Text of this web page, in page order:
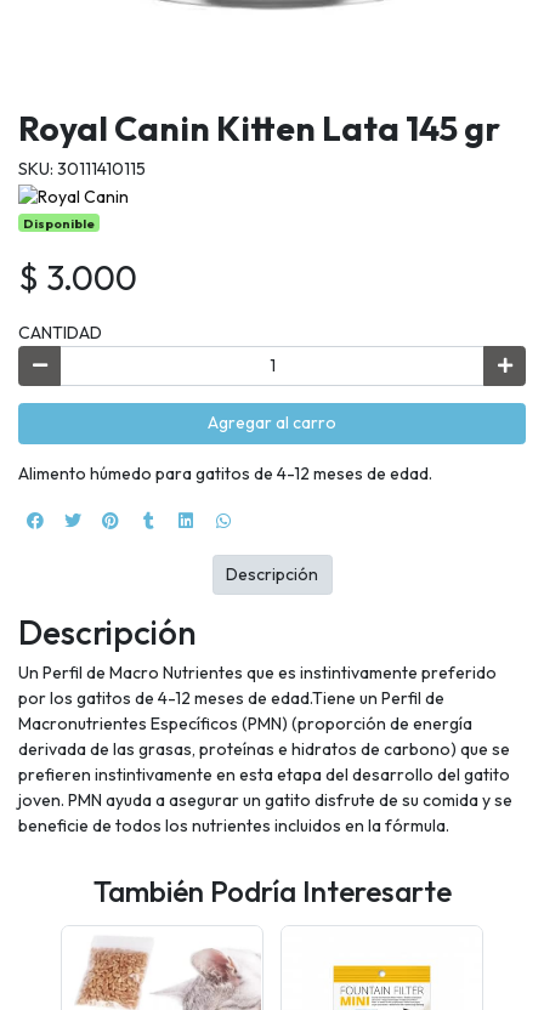
Royal Canin Kitten Lata 145 gr
SKU: 30111410115
Disponible
$ 3.000
CANTIDAD
Agregar al carro
Alimento húmedo para gatitos de 4-12 meses de edad.
Descripción
Un Perfil de Macro Nutrientes que es instintivamente preferido
por los gatitos de 4-12 meses de edad.Tiene un Perfil de
Macronutrientes Específicos (PMN) (proporción de energía
derivada de las grasas, proteínas e hidratos de carbono) que se
prefieren instintivamente en esta etapa del desarrollo del gatito
joven. PMN ayuda a asegurar un gatito disfrute de su comida y se
beneficie de todos los nutrientes incluidos en la fórmula.
Descripción
También Podría Interesarte